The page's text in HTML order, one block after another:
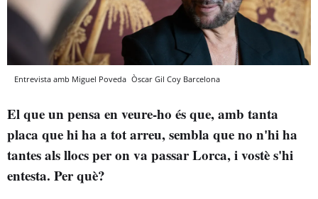
Entrevista amb Miguel Poveda Òscar Gil Coy Barcelona
El que un pensa en veure-ho és que, amb tanta
placa que hi ha a tot arreu, sembla que no n'hi ha
tantes als llocs per on va passar Lorca, i vostè s'hi
entesta. Per què?